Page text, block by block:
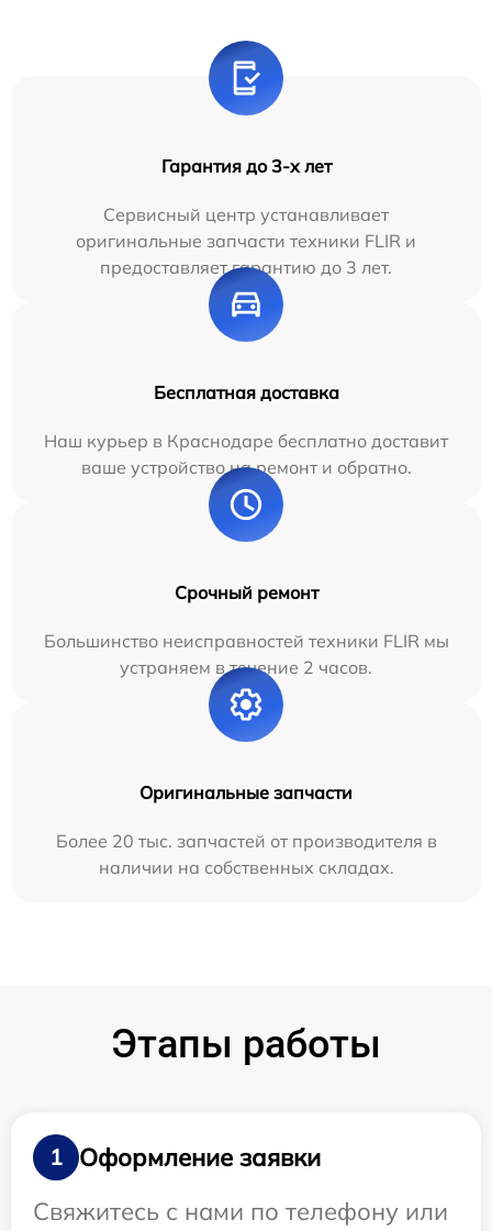
Гарантия до 3-х лет
Сервисный центр устанавливает
оригинальные запчасти техники FLIR и
предоставляет гарантию до 3 лет.
Бесплатная доставка
Наш курьер в Краснодаре бесплатно доставит
ваше устройство на ремонт и обратно.
Срочный ремонт
Большинство неисправностей техники FLIR мы
устраняем в течение 2 часов.
Оригинальные запчасти
Более 20 тыс. запчастей от производителя в
наличии на собственных складах.
Этапы работы
1
Оформление заявки
Свяжитесь с нами по телефону или